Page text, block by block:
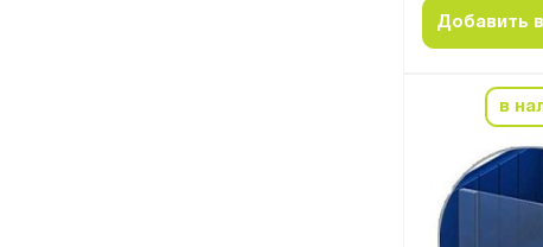
Добавить
в